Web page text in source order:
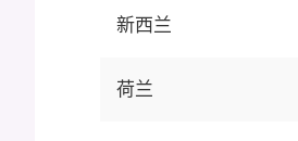
新西兰
荷兰